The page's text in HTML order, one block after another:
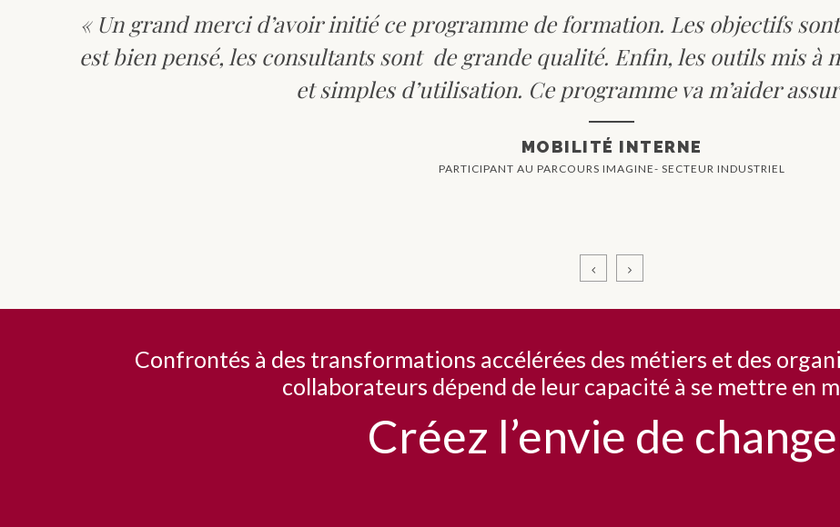
« Un grand merci d’avoir initié ce programme de formation. Les objectifs
est bien pensé, les consultants sont de grande qualité. Enfin, les outils mis
et simples d’utilisation. Ce programme va m’aider
MOBILITÉ INTERNE
PARTICIPANT AU PARCOURS IMAGINE- SECTEUR INDUSTRIEL
Confrontés à des transformations accélérées des métiers et des
collaborateurs dépend de leur capacité à se mettre en
Créez l’envie de